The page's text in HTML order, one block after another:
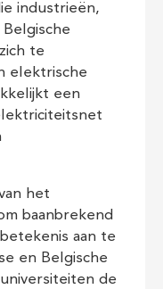
industrieën,
te
elektrische
een
het
baanbrekend
aan te
en Belgische
de